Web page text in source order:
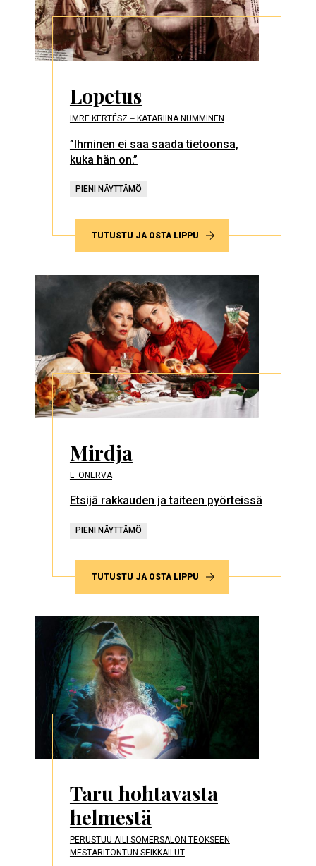
Lopetus
IMRE KERTÉSZ ‒ KATARIINA NUMMINEN
”Ihminen ei saa saada tietoonsa,
kuka hän on.”
PIENI NÄYTTÄMÖ
TUTUSTU JA OSTA LIPPU
Mirdja
L. ONERVA
Etsijä rakkauden ja taiteen pyörteissä
PIENI NÄYTTÄMÖ
TUTUSTU JA OSTA LIPPU
Taru hohtavasta
helmestä
PERUSTUU AILI SOMERSALON TEOKSEEN
MESTARITONTUN SEIKKAILUT